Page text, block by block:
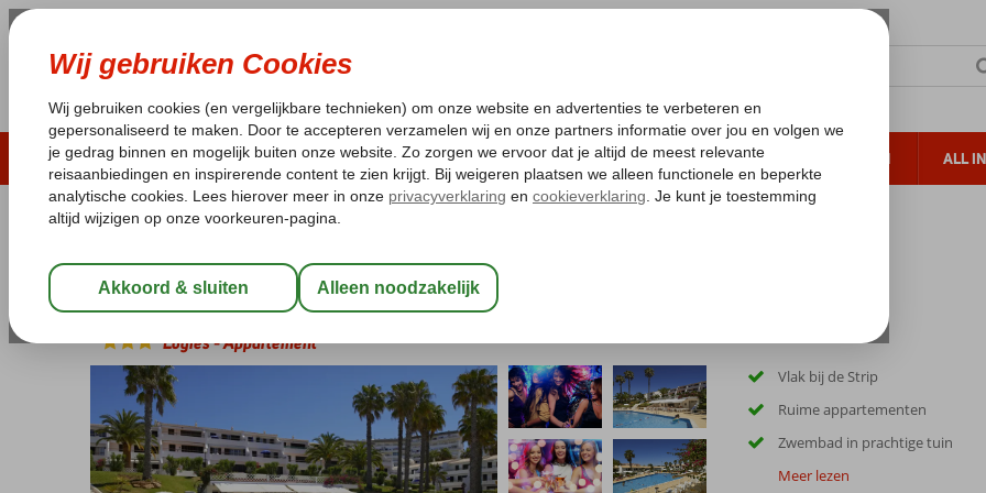
ZOMER 2026 LAST MINUTES WINTERZON ZONVAKANTIES VERRE REIZEN ALL
Laagsteprijsgarantie* Geen fueltoeslag Gratis annuleren*
Home
Portugal Algarve Albufeira Cheerfulway Vila Alba
Cheerfulway Vila Alba
Logies-Appartement
Vlak bij de Strip
Ruime appartementen
Zwembad in prachtige tuin
Meer lezen